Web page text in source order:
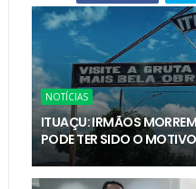
NOTÍCIAS
ITUAÇU: IRMÃOS
PODE TER SIDO O MOTIVO